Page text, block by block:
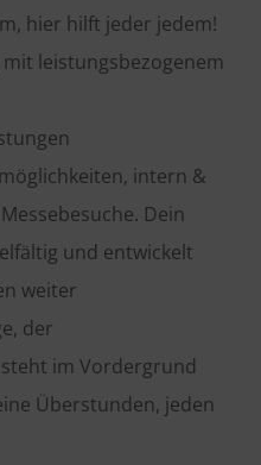
hier hilft jeder jedem!
leistungsbezogenem
intern &
Dein
und entwickelt
weiter
der
im Vordergrund
Überstunden, jeden